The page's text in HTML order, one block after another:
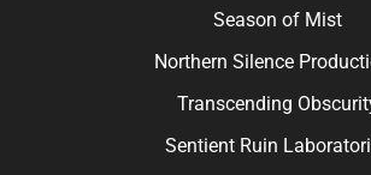
Season of Mist
Northern Silence
Transcending
Sentient Ruin